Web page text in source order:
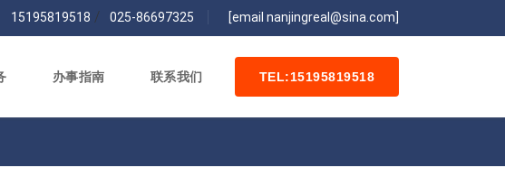
15195819518 / 025-86697325 [email nanjingreal@sina.com]
办事指南 联系我们 TEL:15195819518